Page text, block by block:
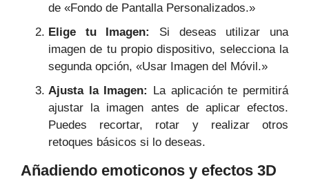
de «Fondo de Pantalla Personalizados.»
Elige tu Imagen:
Si deseas utilizar una
imagen de tu propio dispositivo, selecciona la
segunda opción, «Usar Imagen del Móvil.»
Ajusta la Imagen: La aplicación te permitirá
ajustar la imagen antes de aplicar efectos.
Puedes recortar, rotar y realizar otros
retoques básicos si lo deseas.
Añadiendo emoticonos y efectos 3D